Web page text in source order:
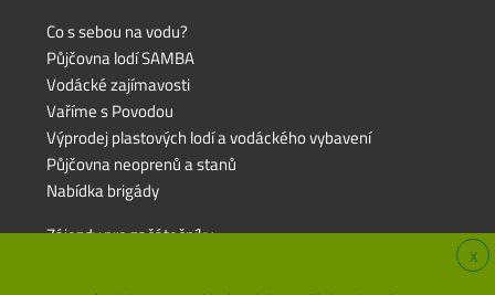
Co s sebou na vodu?
Půjčovna lodí SAMBA
Vodácké zajímavosti
Vaříme s Povodou
Výprodej plastových lodí a vodáckého vybavení
Půjčovna neoprenů a stanů
Nabídka brigády
Zájezdy pro začátečníky
Zájezdy pro pokročilé
X